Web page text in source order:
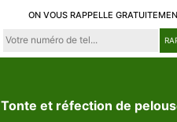
ON VOUS RAPPELLE
Tonte et réfection de